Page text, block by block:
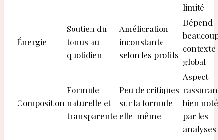
limité
Énergie
Soutien du
tonus au
quotidien
Amélioration
inconstante
selon les profils
Dépend
contexte
global
Composition
Formule
naturelle et
transparente
Peu de critiques
sur la formule
elle-même
Aspect
bien noté
par les
analyses